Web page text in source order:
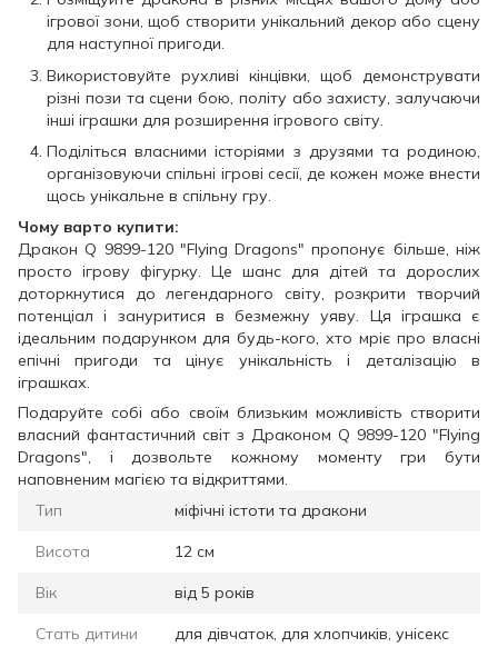
ігрової зони, щоб створити унікальний декор або сцену
для наступної пригоди.
Використовуйте рухливі кінцівки, щоб демонструвати
різні пози та сцени бою, політу або захисту, залучаючи
інші іграшки для розширення ігрового світу.
Поділіться власними історіями з друзями та родиною,
організовуючи спільні ігрові сесії, де кожен може внести
щось унікальне в спільну гру.
Чому варто купити:
Дракон Q 9899-120 "Flying Dragons" пропонує більше, ніж
просто ігрову фігурку. Це шанс для дітей та дорослих
доторкнутися до легендарного світу, розкрити творчий
потенціал і зануритися в безмежну уяву. Ця іграшка є
ідеальним подарунком для будь-кого, хто мріє про власні
епічні пригоди та цінує унікальність і деталізацію в
іграшках.
Подаруйте собі або своїм близьким можливість створити
власний фантастичний світ з Драконом Q 9899-120 "Flying
Dragons", і дозвольте кожному моменту гри бути
наповненим магією та відкриттями.
Тип
міфічні істоти та дракони
Висота 12 см
Вік від 5 років
Стать дитини для дівчаток, для хлопчиків, унісекс